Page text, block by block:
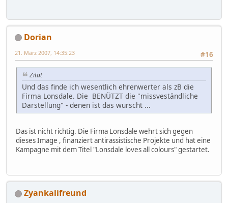
Dorian
#16
21. März 2007, 14:35:23
Zitat
Und das finde ich wesentlich ehrenwerter als zB die
Firma Lonsdale. Die BENÜTZT die "missveständliche
Darstellung" - denen ist das wurscht ...
Das ist nicht richtig. Die Firma Lonsdale wehrt sich gegen
dieses Image , finanziert antirassistische Projekte und hat eine
Kampagne mit dem Titel "Lonsdale loves all colours" gestartet.
Zyankalifreund